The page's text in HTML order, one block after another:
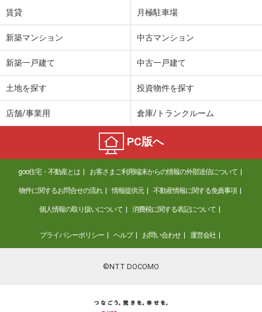
大阪府大阪市東住吉区東田辺２
2,580万円
3,699万円
住 所
大阪府大阪市阿倍野区天王寺町北１丁
目
間取り
3LDK
価 格
4,770万円
81.09m²
賃貸 月極駐車場
新築マンション 中古マンション
新築一戸建て 中古一戸建て
土地を探す 投資物件を探す
店舗/事業用 倉庫/トランクルーム
PC版へ
goo住宅・不動産とは お客さまご利用端末からの情報の外部送信について
物件に関するお問合せの流れ 情報提供元 不動産情報に関する免責事項
個人情報の取り扱いについて 消費税に関する表記について
プライバシーポリシー ヘルプ お問い合わせ 運営会社
©NTT DOCOMO